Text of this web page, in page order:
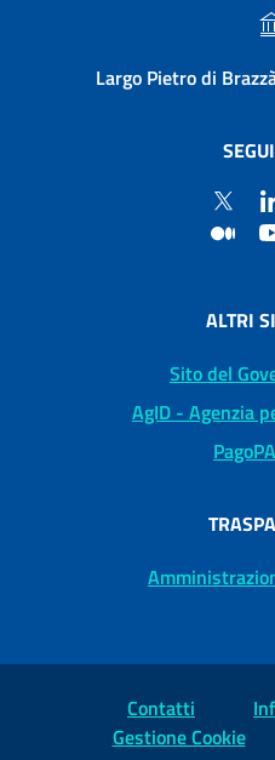
Largo Pietro di
ALTRI
Sito del
AgID - Agenzia
Contatti
Gestione Cookie